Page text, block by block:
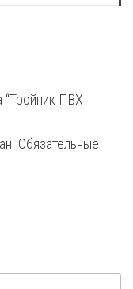
“Тройник ПВХ
Обязательные